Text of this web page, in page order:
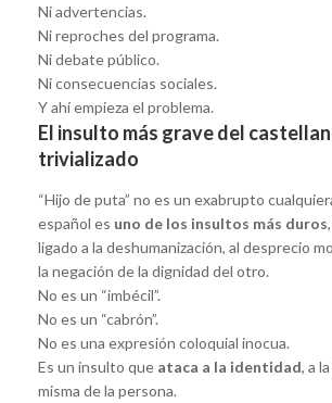
Ni advertencias.
Ni reproches del programa.
Ni debate público.
Ni consecuencias sociales.
Y ahí empieza el problema.
El insulto más grave del
trivializado
“Hijo de puta” no es un exabrupto
español es uno de los insultos más duros
ligado a la deshumanización, al desprecio
la negación de la dignidad del otro.
No es un “imbécil”.
No es un “cabrón”.
No es una expresión coloquial inocua.
Es un insulto que ataca a la identidad, a
misma de la persona.